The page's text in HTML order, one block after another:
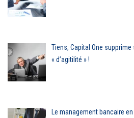
Tiens, Capital One
« d’agitilité » !
Le management bancaire